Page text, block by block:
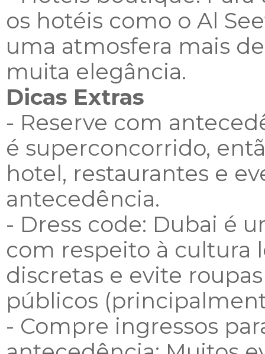
os hotéis como o Al
uma atmosfera mais
muita elegância.
Dicas Extras
- Reserve com
é superconcorrido,
hotel, restaurantes e
antecedência.
- Dress code: Dubai é
com respeito à cultura
discretas e evite
públicos
- Compre ingressos